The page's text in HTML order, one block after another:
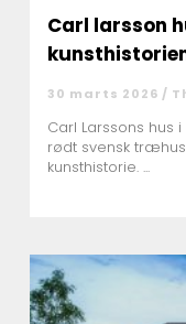
Carl larsson
30 marts 2026 /
Carl Larssons hus
rødt svensk
kunsthistorie. ...